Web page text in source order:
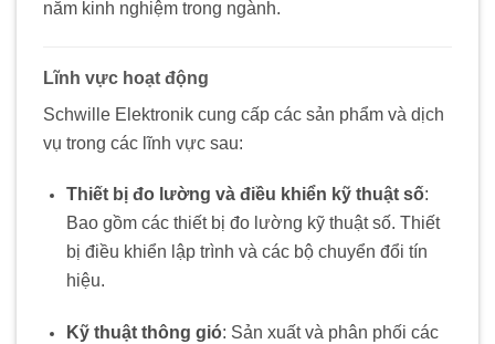
năm kinh nghiệm trong ngành.
Lĩnh vực hoạt động
Schwille Elektronik cung cấp các sản phẩm và dịch
vụ trong các lĩnh vực sau:
Thiết bị đo lường và điều khiển kỹ thuật số:
Bao gồm các thiết bị đo lường kỹ thuật số. Thiết
bị điều khiển lập trình và các bộ chuyển đổi tín
hiệu.
Kỹ thuật thông gió: Sản xuất và phân phối các